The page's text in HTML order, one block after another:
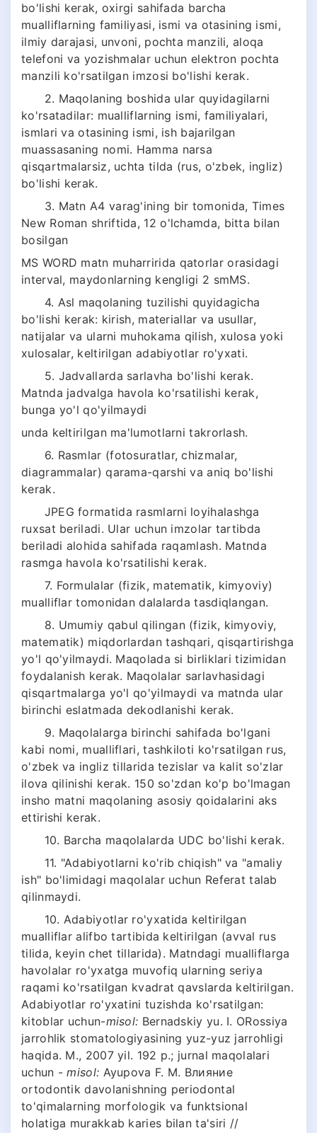
bo'lishi kerak, oxirgi sahifada barcha
mualliflarning familiyasi, ismi va otasining ismi,
ilmiy darajasi, unvoni, pochta manzili, aloqa
telefoni va yozishmalar uchun elektron pochta
manzili ko'rsatilgan imzosi bo'lishi kerak.
2. Maqolaning boshida ular quyidagilarni
ko'rsatadilar: mualliflarning ismi, familiyalari,
ismlari va otasining ismi, ish bajarilgan
muassasaning nomi. Hamma narsa
qisqartmalarsiz, uchta tilda (rus, o'zbek, ingliz)
bo'lishi kerak.
3. Matn A4 varag'ining bir tomonida, Times
New Roman shriftida, 12 o'lchamda, bitta bilan
bosilgan
MS WORD matn muharririda qatorlar orasidagi
interval, maydonlarning kengligi 2 smMS.
4. Asl maqolaning tuzilishi quyidagicha
bo'lishi kerak: kirish, materiallar va usullar,
natijalar va ularni muhokama qilish, xulosa yoki
xulosalar, keltirilgan adabiyotlar ro'yxati.
5. Jadvallarda sarlavha bo'lishi kerak.
Matnda jadvalga havola ko'rsatilishi kerak,
bunga yo'l qo'yilmaydi
unda keltirilgan ma'lumotlarni takrorlash.
6. Rasmlar (fotosuratlar, chizmalar,
diagrammalar) qarama-qarshi va aniq bo'lishi
kerak.
JPEG formatida rasmlarni loyihalashga
ruxsat beriladi. Ular uchun imzolar tartibda
beriladi alohida sahifada raqamlash. Matnda
rasmga havola ko'rsatilishi kerak.
7. Formulalar (fizik, matematik, kimyoviy)
mualliflar tomonidan dalalarda tasdiqlangan.
8. Umumiy qabul qilingan (fizik, kimyoviy,
matematik) miqdorlardan tashqari, qisqartirishga
yo'l qo'yilmaydi. Maqolada si birliklari tizimidan
foydalanish kerak. Maqolalar sarlavhasidagi
qisqartmalarga yo'l qo'yilmaydi va matnda ular
birinchi eslatmada dekodlanishi kerak.
9. Maqolalarga birinchi sahifada bo'lgani
kabi nomi, mualliflari, tashkiloti ko'rsatilgan rus,
o'zbek va ingliz tillarida tezislar va kalit so'zlar
ilova qilinishi kerak. 150 so'zdan ko'p bo'lmagan
insho matni maqolaning asosiy qoidalarini aks
ettirishi kerak.
10. Barcha maqolalarda UDC bo'lishi kerak.
11. "Adabiyotlarni ko'rib chiqish" va "amaliy
ish" bo'limidagi maqolalar uchun Referat talab
qilinmaydi.
10. Adabiyotlar ro'yxatida keltirilgan
mualliflar alifbo tartibida keltirilgan (avval rus
tilida, keyin chet tillarida). Matndagi mualliflarga
havolalar ro'yxatga muvofiq ularning seriya
raqami ko'rsatilgan kvadrat qavslarda keltirilgan.
Adabiyotlar ro'yxatini tuzishda ko'rsatilgan:
kitoblar uchun-misol: Bernadskiy yu. I. ОRossiya
jarrohlik stomatologiyasining yuz-yuz jarrohligi
haqida. M., 2007 yil. 192 p.; jurnal maqolalari
uchun -misol: Ayupova F. M. Влияние
ortodontik davolanishning periodontal
to'qimalarning morfologik va funktsional
holatiga murakkab karies bilan ta'siri //